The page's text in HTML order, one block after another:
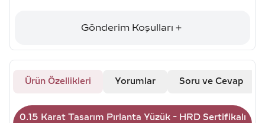
Gönderim Koşulları
Ürün Özellikleri Yorumlar Soru ve Cevap
0.15 Karat Tasarım Pırlanta Yüzük - HRD Sertifikalı